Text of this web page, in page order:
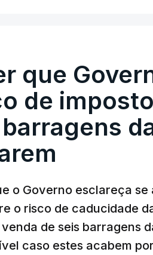
que
de
o Governo esclareça
o risco de caducidade
de seis barragens
caso estes acabem